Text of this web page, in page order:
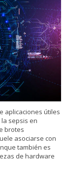
aplicaciones útiles
sepsis en
brotes
asociarse con
también es
de hardware